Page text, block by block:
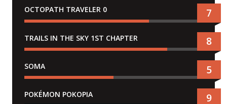
OCTOPATH TRAVELER 0 7
TRAILS IN THE SKY 1ST CHAPTER 8
SOMA 5
POKÉMON POKOPIA 9